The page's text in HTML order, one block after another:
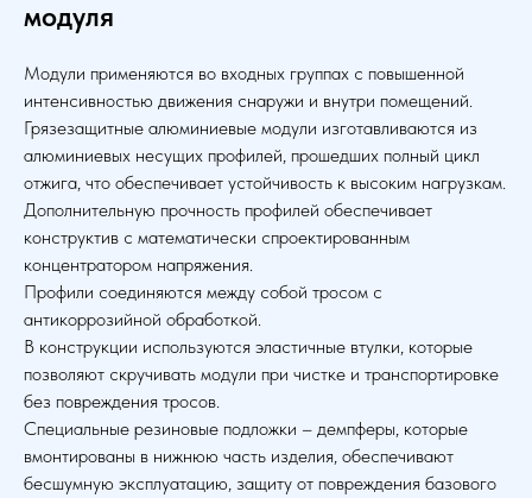
модуля
Модули применяются во входных группах с повышенной
интенсивностью движения снаружи и внутри помещений.
Грязезащитные алюминиевые модули изготавливаются из
алюминиевых несущих профилей, прошедших полный цикл
отжига, что обеспечивает устойчивость к высоким нагрузкам.
Дополнительную прочность профилей обеспечивает
конструктив с математически спроектированным
концентратором напряжения.
Профили соединяются между собой тросом с
антикоррозийной обработкой.
В конструкции используются эластичные втулки, которые
позволяют скручивать модули при чистке и транспортировке
без повреждения тросов.
Специальные резиновые подложки – демпферы, которые
вмонтированы в нижнюю часть изделия, обеспечивают
бесшумную эксплуатацию, защиту от повреждения базового